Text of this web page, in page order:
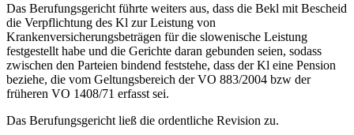
Das Berufungsgericht führte weiters aus, dass die Bekl mit Bescheid
die Verpflichtung des Kl zur Leistung von
Krankenversicherungsbeträgen für die slowenische Leistung
festgestellt habe und die Gerichte daran gebunden seien, sodass
zwischen den Parteien bindend feststehe, dass der Kl eine Pension
beziehe, die vom Geltungsbereich der VO 883/2004 bzw der
früheren VO 1408/71 erfasst sei.
Das Berufungsgericht ließ die ordentliche Revision zu.